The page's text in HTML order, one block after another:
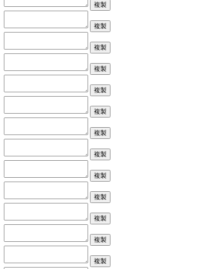
複製
複製
複製
複製
複製
複製
複製
複製
複製
複製
複製
複製
複製